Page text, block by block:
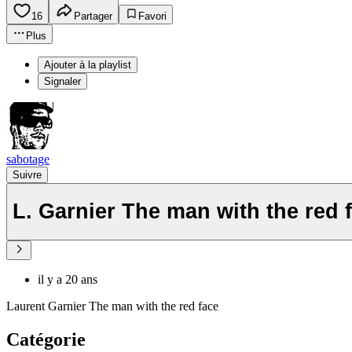
16 Partager
Favori
Plus
Ajouter à la playlist
Signaler
sabotage
Suivre
L. Garnier The man with the red
il y a 20 ans
Laurent Garnier The man with the red face
Catégorie